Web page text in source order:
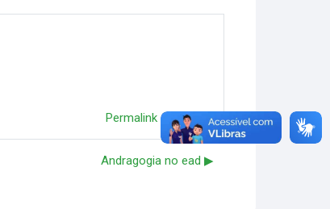
Permalink Reply
Andragogia no ead ▶︎